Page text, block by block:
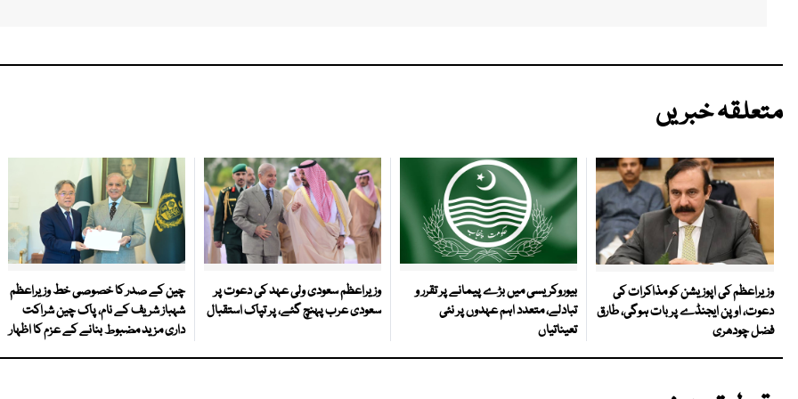
متعلقہ خبریں
وزیراعظم کی اپوزیشن کو مذاکرات کی
دعوت، اوپن ایجنڈے پر بات ہوگی، طارق
فضل چودھری
بیوروکریسی میں بڑے پیمانے پر تقرر و
تبادلے، متعدد اہم عہدوں پر نئی
تعیناتیاں
وزیراعظم سعودی ولی عہد کی دعوت پر
سعودی عرب پہنچ گئے، پر تپاک استقبال
چین کے صدر کا خصوصی خط وزیراعظم
شہباز شریف کے نام، پاک چین شراکت
داری مزید مضبوط بنانے کے عزم کا اظہار